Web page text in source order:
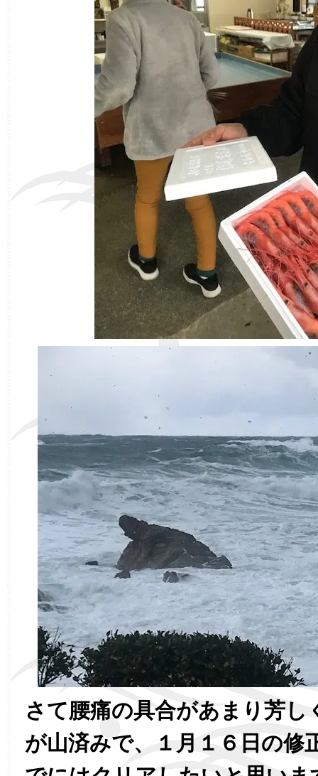
さて腰痛の具合があまり芳し
が山済みで、１月１６日の修